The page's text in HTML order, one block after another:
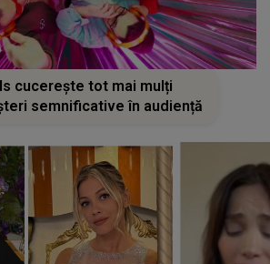
cucerește tot mai mulți
semnificative în audiență